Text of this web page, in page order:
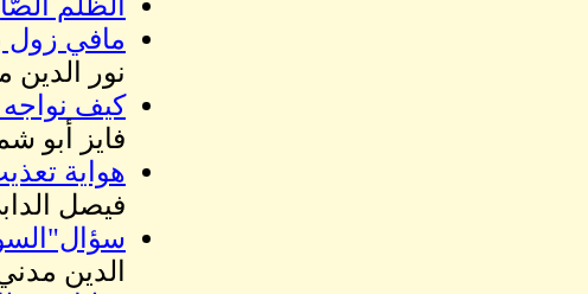
الظّلم
مافي زول
نور الدين
كيف نواجه
فايز أبو
هواية
فيصل
الدين